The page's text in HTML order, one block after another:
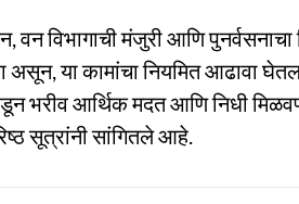
वन विभागाची मंजुरी आणि पुनर्वसनाचा
असून, या कामांचा नियमित आढावा
भरीव आर्थिक मदत आणि निधी
सूत्रांनी सांगितले आहे.